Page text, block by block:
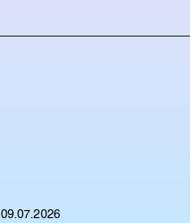
09.07.2026